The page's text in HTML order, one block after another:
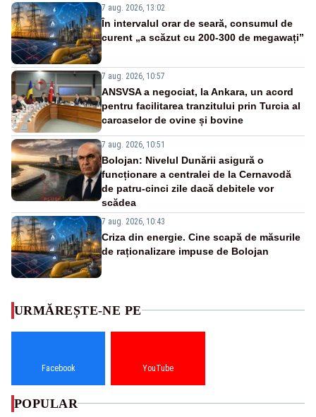
7 aug. 2026, 13:02
În intervalul orar de seară, consumul de
curent „a scăzut cu 200-300 de megawați”
7 aug. 2026, 10:57
ANSVSA a negociat, la Ankara, un acord
pentru facilitarea tranzitului prin Turcia al
carcaselor de ovine și bovine
7 aug. 2026, 10:51
Bolojan: Nivelul Dunării asigură o
funcționare a centralei de la Cernavodă
de patru-cinci zile dacă debitele vor
scădea
7 aug. 2026, 10:43
Criza din energie. Cine scapă de măsurile
de raționalizare impuse de Bolojan
URMĂREȘTE-NE PE
Facebook YouTube
POPULAR